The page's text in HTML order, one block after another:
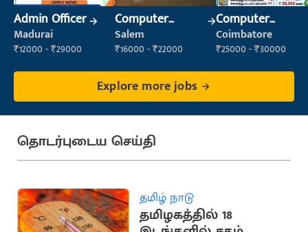
Admin Officer
Madurai
₹12000 - ₹29000
Computer
Operator
Salem
₹16000 - ₹22000
Computer
Operator
Coimbatore
₹25000 - ₹30000
Explore more jobs
தொடர்புடைய செய்தி
தமிழ் நாடு
தமிழகத்தில் 18